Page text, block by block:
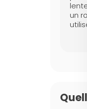
un